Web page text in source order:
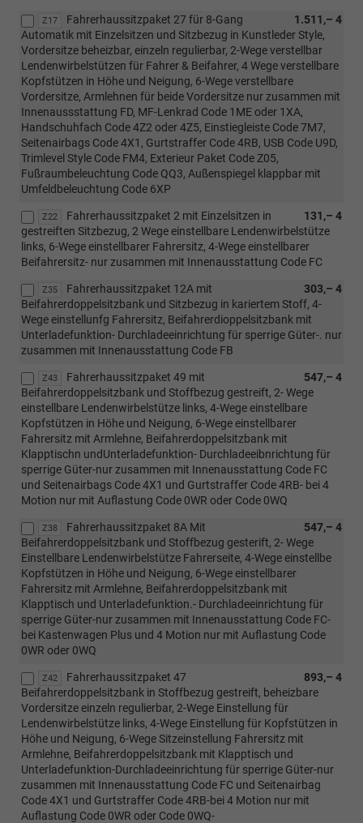
Z17 1.511,– 4
Fahrerhaussitzpaket 27 für 8-Gang
Automatik mit Einzelsitzen und Sitzbezug in Kunstleder Style,
Vordersitze beheizbar, einzeln regulierbar, 2-Wege verstellbar
Lendenwirbelstützen für Fahrer & Beifahrer, 4 Wege verstellbare
Kopfstützen in Höhe und Neigung, 6-Wege verstellbare
Vordersitze, Armlehnen für beide Vordersitze nur zusammen mit
Innenaussstattung FD, MF-Lenkrad Code 1ME oder 1XA,
Handschuhfach Code 4Z2 oder 4Z5, Einstiegleiste Code 7M7,
Seitenairbags Code 4X1, Gurtstraffer Code 4RB, USB Code U9D,
Trimlevel Style Code FM4, Exterieur Paket Code Z05,
Fußraumbeleuchtung Code QQ3, Außenspiegel klappbar mit
Umfeldbeleuchtung Code 6XP
Z22 131,– 4
Fahrerhaussitzpaket 2 mit Einzelsitzen in
gestreiften Sitzbezug, 2 Wege einstellbare Lendenwirbelstütze
links, 6-Wege einstellbarer Fahrersitz, 4-Wege einstellbarer
Beifahrersitz- nur zusammen mit Innenausstattung Code FC
Z35 303,– 4
Fahrerhaussitzpaket 12A mit
Beifahrerdoppelsitzbank und Sitzbezug in kariertem Stoff, 4-
Wege einstellunfg Fahrersitz, Beifahrerdioppelsitzbank mit
Unterladefunktion- Durchladeeinrichtung für sperrige Güter-. nur
zusammen mit Innenausstattung Code FB
Z43 547,– 4
Fahrerhaussitzpaket 49 mit
Beifahrerdoppelsitzbank und Stoffbezug gestreift, 2- Wege
einstellbare Lendenwirbelstütze links, 4-Wege einstellbare
Kopfstützen in Höhe und Neigung, 6-Wege einstellbarer
Fahrersitz mit Armlehne, Beifahrerdoppelsitzbank mit
Klapptischn undUnterladefunktion- Durchladeeibnrichtung für
sperrige Güter-nur zusammen mit Innenausstattung Code FC
und Seitenairbags Code 4X1 und Gurtstraffer Code 4RB- bei 4
Motion nur mit Auflastung Code 0WR oder Code 0WQ
Z38 547,– 4
Fahrerhaussitzpaket 8A Mit
Beifahrerdoppelsitzbank und Stoffbezug gesterift, 2- Wege
Einstellbare Lendenwirbelstütze Fahrerseite, 4-Wege einstellbe
Kopfstützen in Höhe und Neigung, 6-Wege einstellbarer
Fahrersitz mit Armlehne, Beifahrerdoppelsitzbank mit
Klapptisch und Unterladefunktion.- Durchladeeinrichtung für
sperrige Güter-nur zusammen mit Innenausstattung Code FC-
bei Kastenwagen Plus und 4 Motion nur mit Auflastung Code
0WR oder 0WQ
Z42 893,– 4
Fahrerhaussitzpaket 47
Beifahrerdoppelsitzbank in Stoffbezug gestreift, beheizbare
Vordersitze einzeln regulierbar, 2-Wege Einstellung für
Lendenwirbelstütze links, 4-Wege Einstellung für Kopfstützen in
Höhe und Neigung, 6-Wege Sitzeinstellung Fahrersitz mit
Armlehne, Beifahrerdoppelsitzbank mit Klapptisch und
Unterladefunktion-Durchladeeinrichtung für sperrige Güter-nur
zusammen mit Innenausstattung Code FC und Seitenairbag
Code 4X1 und Gurtstraffer Code 4RB-bei 4 Motion nur mit
Auflastung Code 0WR oder Code 0WQ-